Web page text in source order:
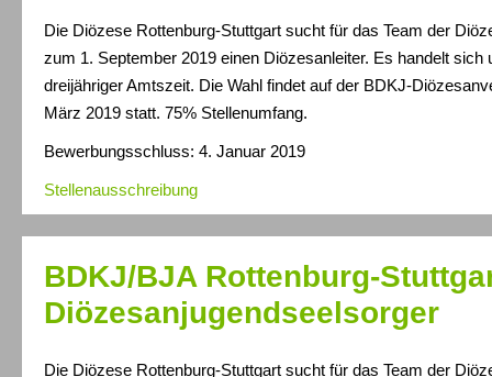
Die Diözese Rottenburg-Stuttgart sucht für das Team der
zum 1. September 2019 einen Diözesanleiter. Es handelt sich
dreijähriger Amtszeit. Die Wahl findet auf der BDKJ-
März 2019 statt. 75% Stellenumfang.
Bewerbungsschluss: 4. Januar 2019
Stellenausschreibung
BDKJ/BJA Rottenburg-
Diözesanjugendseelsorger
Die Diözese Rottenburg-Stuttgart sucht für das Team der